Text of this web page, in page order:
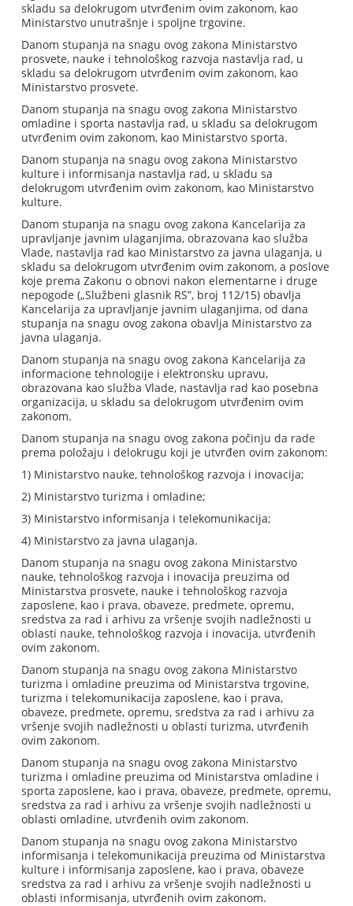
skladu sa delokrugom utvrđenim ovim zakonom, kao
Ministarstvo unutrašnje i spoljne trgovine.
Danom stupanja na snagu ovog zakona Ministarstvo
prosvete, nauke i tehnološkog razvoja nastavlja rad, u
skladu sa delokrugom utvrđenim ovim zakonom, kao
Ministarstvo prosvete.
Danom stupanja na snagu ovog zakona Ministarstvo
omladine i sporta nastavlja rad, u skladu sa delokrugom
utvrđenim ovim zakonom, kao Ministarstvo sporta.
Danom stupanja na snagu ovog zakona Ministarstvo
kulture i informisanja nastavlja rad, u skladu sa
delokrugom utvrđenim ovim zakonom, kao Ministarstvo
kulture.
Danom stupanja na snagu ovog zakona Kancelarija za
upravljanje javnim ulaganjima, obrazovana kao služba
Vlade, nastavlja rad kao Ministarstvo za javna ulaganja, u
skladu sa delokrugom utvrđenim ovim zakonom, a poslove
koje prema Zakonu o obnovi nakon elementarne i druge
nepogode („Službeni glasnik RS”, broj 112/15) obavlja
Kancelarija za upravljanje javnim ulaganjima, od dana
stupanja na snagu ovog zakona obavlja Ministarstvo za
javna ulaganja.
Danom stupanja na snagu ovog zakona Kancelarija za
informacione tehnologije i elektronsku upravu,
obrazovana kao služba Vlade, nastavlja rad kao posebna
organizacija, u skladu sa delokrugom utvrđenim ovim
zakonom.
Danom stupanja na snagu ovog zakona počinju da rade
prema položaju i delokrugu koji je utvrđen ovim zakonom:
1) Ministarstvo nauke, tehnološkog razvoja i inovacija;
2) Ministarstvo turizma i omladine;
3) Ministarstvo informisanja i telekomunikacija;
4) Ministarstvo za javna ulaganja.
Danom stupanja na snagu ovog zakona Ministarstvo
nauke, tehnološkog razvoja i inovacija preuzima od
Ministarstva prosvete, nauke i tehnološkog razvoja
zaposlene, kao i prava, obaveze, predmete, opremu,
sredstva za rad i arhivu za vršenje svojih nadležnosti u
oblasti nauke, tehnološkog razvoja i inovacija, utvrđenih
ovim zakonom.
Danom stupanja na snagu ovog zakona Ministarstvo
turizma i omladine preuzima od Ministarstva trgovine,
turizma i telekomunikacija zaposlene, kao i prava,
obaveze, predmete, opremu, sredstva za rad i arhivu za
vršenje svojih nadležnosti u oblasti turizma, utvrđenih
ovim zakonom.
Danom stupanja na snagu ovog zakona Ministarstvo
turizma i omladine preuzima od Ministarstva omladine i
sporta zaposlene, kao i prava, obaveze, predmete, opremu,
sredstva za rad i arhivu za vršenje svojih nadležnosti u
oblasti omladine, utvrđenih ovim zakonom.
Danom stupanja na snagu ovog zakona Ministarstvo
informisanja i telekomunikacija preuzima od Ministarstva
kulture i informisanja zaposlene, kao i prava, obaveze
sredstva za rad i arhivu za vršenje svojih nadležnosti u
oblasti informisanja, utvrđenih ovim zakonom.